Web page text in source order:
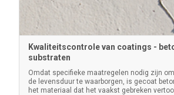
Kwaliteitscontrole van coatings -
substraten
Omdat specifieke maatregelen nodig zijn
de levensduur te waarborgen, is gecoat
het materiaal dat het vaakst gebreken